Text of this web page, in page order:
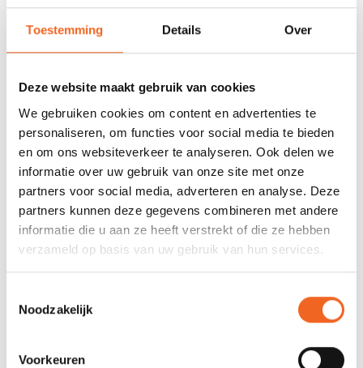
Toestemming Details Over
Deze website maakt gebruik van cookies
We gebruiken cookies om content en advertenties te
personaliseren, om functies voor social media te bieden
en om ons websiteverkeer te analyseren. Ook delen we
informatie over uw gebruik van onze site met onze
partners voor social media, adverteren en analyse. Deze
partners kunnen deze gegevens combineren met andere
informatie die u aan ze heeft verstrekt of die ze hebben
verzameld op basis van uw gebruik van hun services.
Noodzakelijk
Voorkeuren
REVIEWS
Patrick Geplaatst op 25 Juli 2026 at 11:10
Al zeer veel plezier beleeft op het water.
top bootje. thanks team.
Geplaatst op 21 Juni 2026 at 19:32
21/06/2026. net eentje besteld. ik laat het jullie zeker nog
weten..BE